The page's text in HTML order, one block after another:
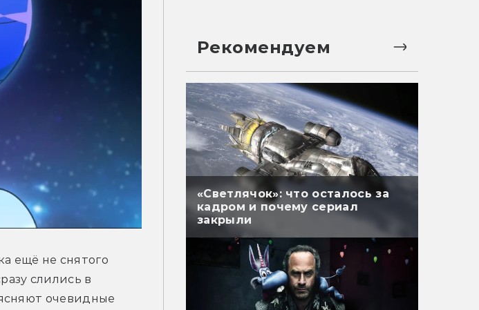
ещё не снятого
слились в
очевидные
Рекомендуем
«Светлячок»: что осталось за
кадром и почему сериал
закрыли